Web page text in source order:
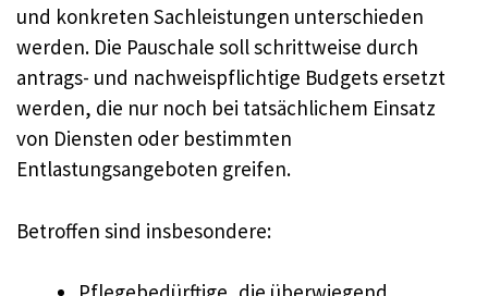
und konkreten Sachleistungen unterschieden
werden. Die Pauschale soll schrittweise durch
antrags- und nachweispflichtige Budgets ersetzt
werden, die nur noch bei tatsächlichem Einsatz
von Diensten oder bestimmten
Entlastungsangeboten greifen.
Betroffen sind insbesondere: